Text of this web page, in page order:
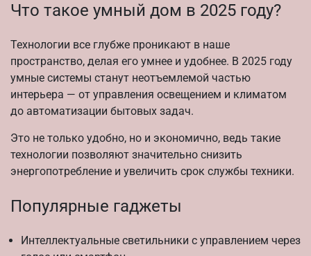
Что такое умный дом в 2025 году?
Технологии все глубже проникают в наше
пространство, делая его умнее и удобнее. В 2025 году
умные системы станут неотъемлемой частью
интерьера — от управления освещением и климатом
до автоматизации бытовых задач.
Это не только удобно, но и экономично, ведь такие
технологии позволяют значительно снизить
энергопотребление и увеличить срок службы техники.
Популярные гаджеты
Интеллектуальные светильники с управлением через